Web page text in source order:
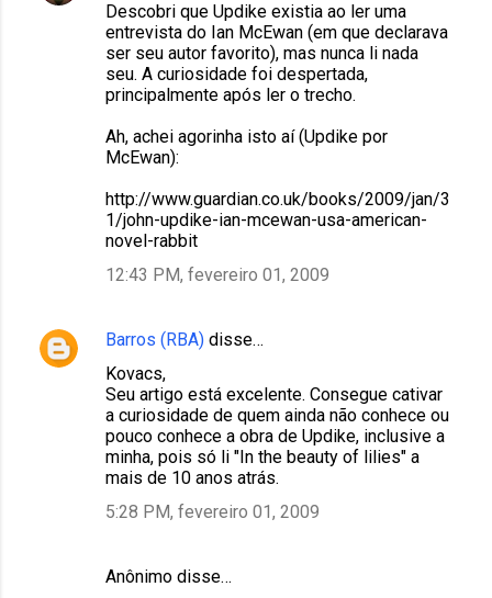
Descobri que Updike existia ao ler uma
entrevista do Ian McEwan (em que declarava
ser seu autor favorito), mas nunca li nada
seu. A curiosidade foi despertada,
principalmente após ler o trecho.
Ah, achei agorinha isto aí (Updike por
McEwan):
http://www.guardian.co.uk/books/2009/jan/3
1/john-updike-ian-mcewan-usa-american-
novel-rabbit
12:43 PM, fevereiro 01, 2009
Barros (RBA) disse…
Kovacs,
Seu artigo está excelente. Consegue cativar
a curiosidade de quem ainda não conhece ou
pouco conhece a obra de Updike, inclusive a
minha, pois só li "In the beauty of lilies" a
mais de 10 anos atrás.
5:28 PM, fevereiro 01, 2009
Anônimo disse…